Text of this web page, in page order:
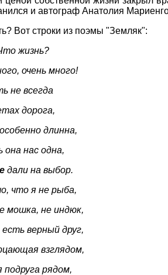
и автограф Анатолия
Вот строки из поэмы "Земляк":
жизнь?
очень много!
не всегда
дорога,
длинна,
она нас одна,
дали на выбор.
что я не рыба,
мошка, не индюк,
верный друг,
взглядом,
подруга рядом,